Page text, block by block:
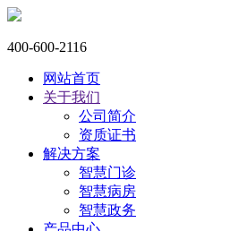
400-600-2116
网站首页
关于我们
公司简介
资质证书
解决方案
智慧门诊
智慧病房
智慧政务